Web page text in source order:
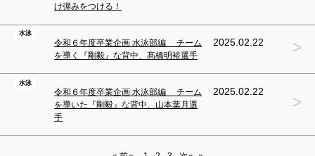
け弾みをつける！
水泳
令和６年度卒業企画 水泳部編 チーム
を導く『剛毅』な背中、髙橋明裕選手
2025.02.22 >
水泳
令和６年度卒業企画 水泳部編 チーム
を導いた『剛毅』な背中、山本葉月選
手
2025.02.22
>